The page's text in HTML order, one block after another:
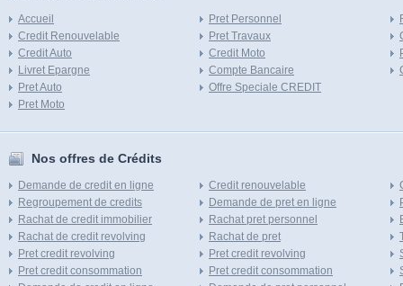
Accueil
Credit Renouvelable
Credit Auto
Livret Epargne
Pret Auto
Pret Moto
Pret Personnel
Pret Travaux
Credit Moto
Compte Bancaire
Offre Speciale CREDIT
Nos offres de Crédits
Demande de credit en ligne
Regroupement de credits
Rachat de credit immobilier
Rachat de credit revolving
Pret credit revolving
Pret credit consommation
Credit renouvelable
Demande de pret en ligne
Rachat pret personnel
Rachat de pret
Pret credit revolving
Pret credit consommation